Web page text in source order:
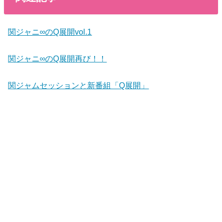
関ジャニ∞のQ展開vol.1
関ジャニ∞のQ展開再び！！
関ジャムセッションと新番組「Q展開」